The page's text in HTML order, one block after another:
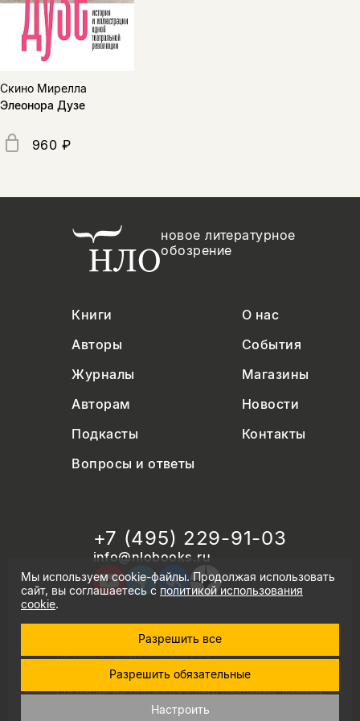
Скино Мирелла
Элеонора Дузе
960 ₽
новое литературное
обозрение
Книги
О нас
Авторы
События
Журналы
Магазины
Авторам
Новости
Подкасты
Контакты
Вопросы и ответы
+7 (495) 229-91-03
info@nlobooks.ru
© Новое литературное обозрение. 2026
правила продажи товаров
политика использования cookie
согласие на обработку персональных данных
дизайн Дмитрия Черногаева
Мы используем cookie-файлы. Продолжая использовать
сайт, вы соглашаетесь сполитикой использования
cookie.
Разрешить все
Разрешить обязательные
Настроить